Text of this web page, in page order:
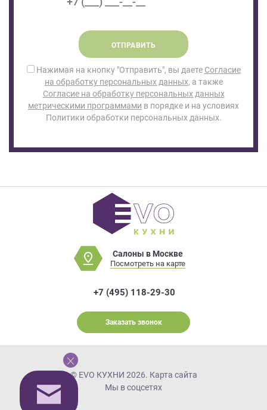
ОТПРАВИТЬ
Нажимая на кнопку "Отправить", вы даете Согласие
на обработку персональных данных, а также
Согласие на обработку персональных данных
метрическими программами в порядке и на условиях
Политики обработки персональных данных.
Салоны в Москве
Посмотреть на карте
+7 (495) 118-29-30
Заказать звонок
© EVO КУХНИ 2026. Карта сайта
Мы в соцсетях